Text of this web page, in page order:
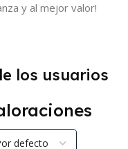
y al mejor valor!
los usuarios